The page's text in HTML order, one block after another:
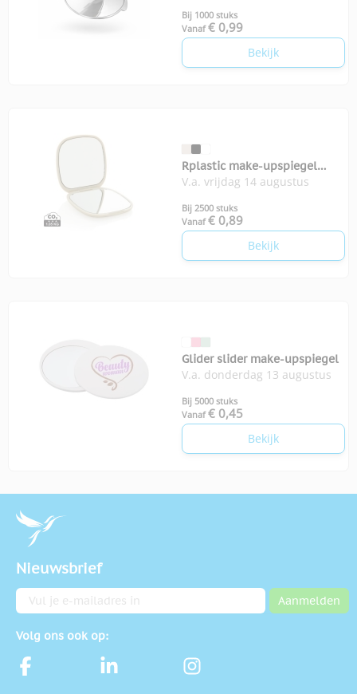
Bij 1000 stuks
Vanaf € 0,99
Bekijk
Rplastic make-upspiegel
Reflecta
V.a. vrijdag 14 augustus
Bij 2500 stuks
Vanaf € 0,89
Bekijk
Glider slider make-upspiegel
V.a. donderdag 13 augustus
Bij 5000 stuks
Vanaf € 0,45
Bekijk
Nieuwsbrief
E-mailadres Aanmelden
Volg ons ook op: